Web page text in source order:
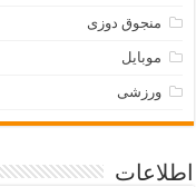
منجوق دوزی
موبایل
ورزشی
اطلاعات